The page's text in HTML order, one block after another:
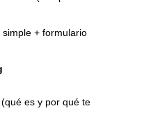
+ formulario
es y por qué te